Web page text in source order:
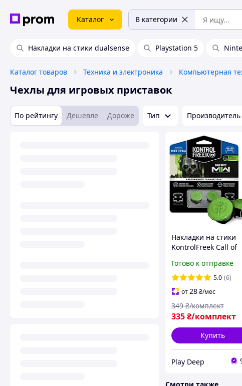
Каталог В категории
Накладки на стики dualsense Playstation 5
Каталог товаров Техника и электроника Компьютерная
Чехлы для игровых приставок
По рейтингу Дешевле Дороже Тип Производитель
Накладки на стики
KontrolFreek Call of
для Sony DualShock
/ DualSense PS5
Готово к отправке
5.0 (6)
от28₴/мес
335₴/комплект
349 ₴/комплект
Купить
Play Deep